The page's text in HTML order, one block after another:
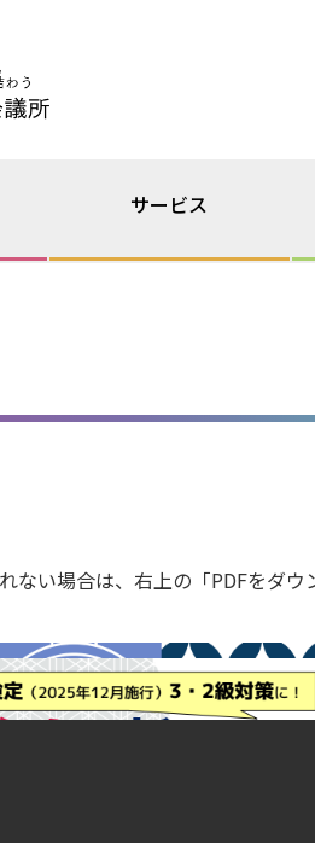
サービス
ない場合は、右上の「PDFをダウ